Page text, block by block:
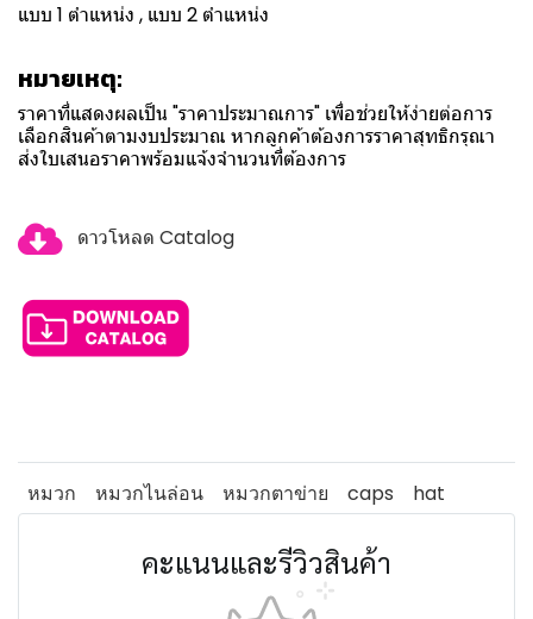
แบบ 1 ตำแหน่ง , แบบ 2 ตำแหน่ง
หมายเหตุ:
ราคาที่แสดงผลเป็น "ราคาประมาณการ" เพื่อช่วยให้ง่ายต่อการ
เลือกสินค้าตามงบประมาณ หากลูกค้าต้องการราคาสุทธิกรุณา
ส่งใบเสนอราคาพร้อมแจ้งจำนวนที่ต้องการ
ดาวโหลด Catalog
หมวก หมวกไนล่อน หมวกตาข่าย caps hat
คะแนนและรีวิวสินค้า